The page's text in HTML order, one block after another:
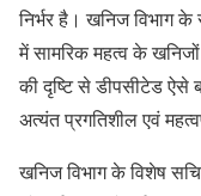
निर्भर है। खनिज विभाग
में सामरिक महत्व के खनिजों
की दृष्टि से डीपसीटेड ऐसे
अत्यंत प्रगतिशील एवं
खनिज विभाग के विशेष